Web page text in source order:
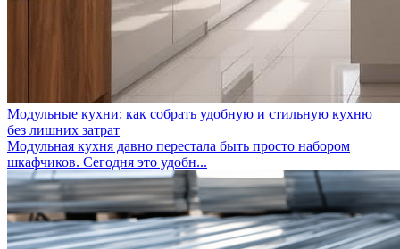
Модульные кухни: как собрать удобную и стильную кухню
без лишних затрат
Модульная кухня давно перестала быть просто набором
шкафчиков. Сегодня это удобн...